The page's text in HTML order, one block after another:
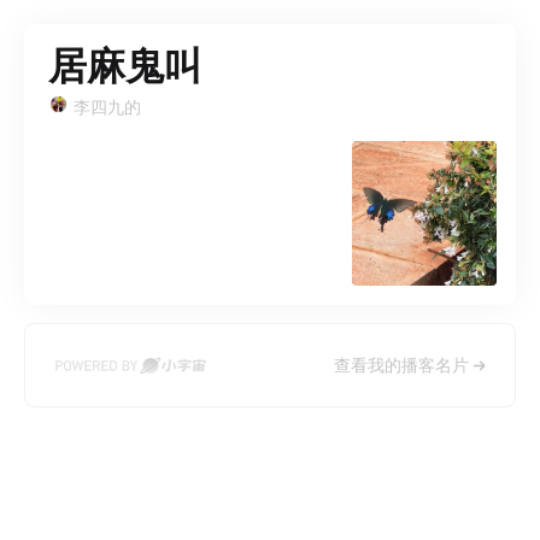
居麻鬼叫
李四九的
查看我的播客名片